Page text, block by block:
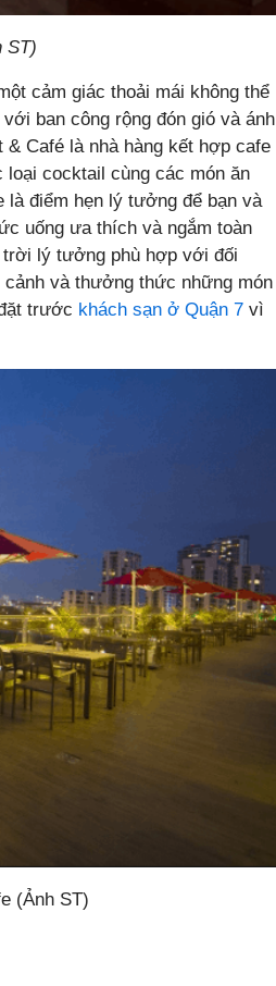
ST)
cảm giác thoải mái không thể
ban công rộng đón gió và ánh
Café là nhà hàng kết hợp cafe
loại cocktail cùng các món ăn
là điểm hẹn lý tưởng để bạn và
uống ưa thích và ngắm toàn
trời lý tưởng phù hợp với đối
và thưởng thức những món
trước khách sạn ở Quận 7 vì
(Ảnh ST)